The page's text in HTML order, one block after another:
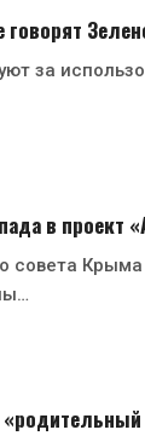
за
в проект
совета